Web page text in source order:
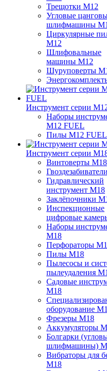
Трещотки M12
Угловые
шлифмашины
Циркулярные
M12
Шлифовальные
машины M12
Шуруповерты
Инструмент серии
Наборы
M12 FUEL
Пилы M12 FUEL
Инструмент серии
Винтоверты M18
Гидравлический
инструмент M18
Заклёпочники
Инспекционные
цифровые
Наборы
M18
Перфораторы
Пилы M18
Пылесосы и
пылеудаления
Садовые
M18
оборудование
Фрезеры M18
Аккумуляторы
Болгарки
шлифмашины)
Вибраторы для
M18